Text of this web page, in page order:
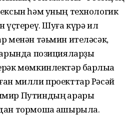
һәм уның технологик
үҫтереү. Шуға күрә ил
менән тәьмин ителәсәк,
позицияларҙы
мөмкинлектәр барлыҡҡа
милли проекттар Рәсәй
Путиндың ҡарары
тормошҡа ашырыла.